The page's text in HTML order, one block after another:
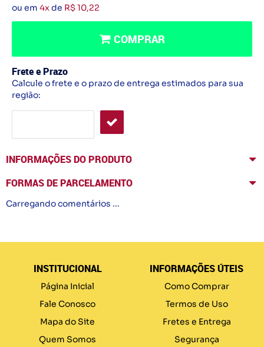
ou em 4xde R$ 10,22
COMPRAR
Frete e Prazo
Calcule o frete e o prazo de entrega estimados para sua
região:
INFORMAÇÕES DO PRODUTO
FORMAS DE PARCELAMENTO
Carregando comentários ...
INSTITUCIONAL
Página Inicial
Fale Conosco
Mapa do Site
Quem Somos
INFORMAÇÕES ÚTEIS
Como Comprar
Termos de Uso
Fretes e Entrega
Segurança